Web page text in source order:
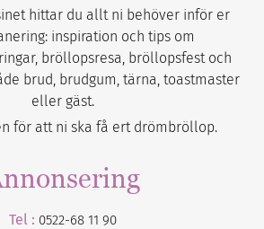
hittar du allt ni behöver inför er
inspiration och tips om
bröllopsresa, bröllopsfest och
brud, brudgum, tärna, toastmaster
eller gäst.
för att ni ska få ert drömbröllop.
Tel : 0522-68 11 90